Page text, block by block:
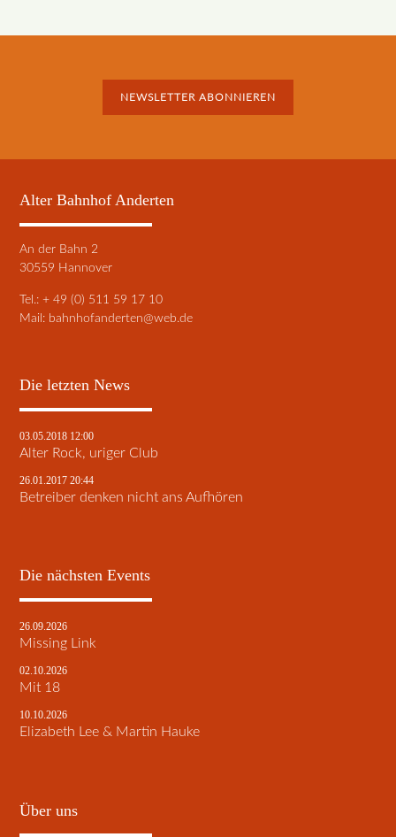
NEWSLETTER ABONNIEREN
Alter Bahnhof Anderten
An der Bahn 2
30559 Hannover
Tel.: + 49 (0) 511 59 17 10
Mail: bahnhofanderten@web.de
Die letzten News
03.05.2018 12:00
Alter Rock, uriger Club
26.01.2017 20:44
Betreiber denken nicht ans Aufhören
Die nächsten Events
26.09.2026
Missing Link
02.10.2026
Mit 18
10.10.2026
Elizabeth Lee & Martin Hauke
Über uns